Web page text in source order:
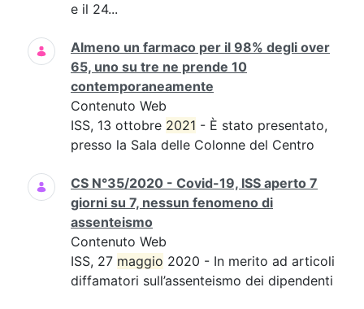
e il 24...
Almeno un farmaco per il 98% degli over
65, uno su tre ne prende 10
contemporaneamente
Contenuto Web
ISS, 13 ottobre 2021 - È stato presentato,
presso la Sala delle Colonne del Centro
CS N°35/2020 - Covid-19, ISS aperto 7
giorni su 7, nessun fenomeno di
assenteismo
Contenuto Web
ISS, 27 maggio 2020 - In merito ad articoli
diffamatori sull’assenteismo dei dipendenti